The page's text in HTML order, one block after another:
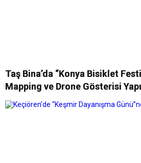
Taş Bina’da “Konya Bisiklet
Mapping ve Drone Gösterisi